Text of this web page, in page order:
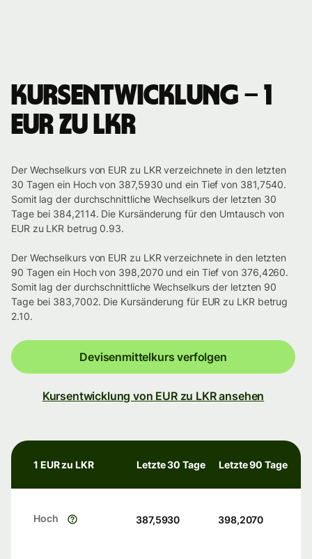
Kursentwicklung – 1
EUR zu LKR
Der Wechselkurs von EUR zu LKR verzeichnete in den letzten
30 Tagen ein Hoch von 387,5930 und ein Tief von 381,7540.
Somit lag der durchschnittliche Wechselkurs der letzten 30
Tage bei 384,2114. Die Kursänderung für den Umtausch von
EUR zu LKR betrug 0.93.
Der Wechselkurs von EUR zu LKR verzeichnete in den letzten
90 Tagen ein Hoch von 398,2070 und ein Tief von 376,4260.
Somit lag der durchschnittliche Wechselkurs der letzten 90
Tage bei 383,7002. Die Kursänderung für EUR zu LKR betrug
2.10.
Devisenmittelkurs verfolgen
Kursentwicklung von EUR zu LKR ansehen
1 EUR zu LKR Letzte 30 Tage Letzte 90 Tage
Hoch 387,5930 398,2070